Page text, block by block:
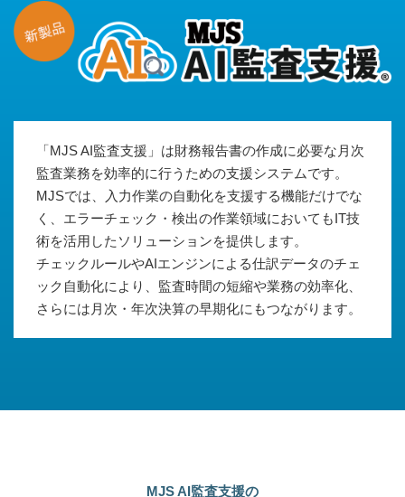
「MJS AI監査支援」は財務報告書の作成に必要な月次
監査業務を効率的に行うための支援システムです。
MJSでは、入力作業の自動化を支援する機能だけでな
く、エラーチェック・検出の作業領域においてもIT技
術を活用したソリューションを提供します。
チェックルールやAIエンジンによる仕訳データのチェ
ック自動化により、監査時間の短縮や業務の効率化、
さらには月次・年次決算の早期化にもつながります。
MJS AI監査支援の